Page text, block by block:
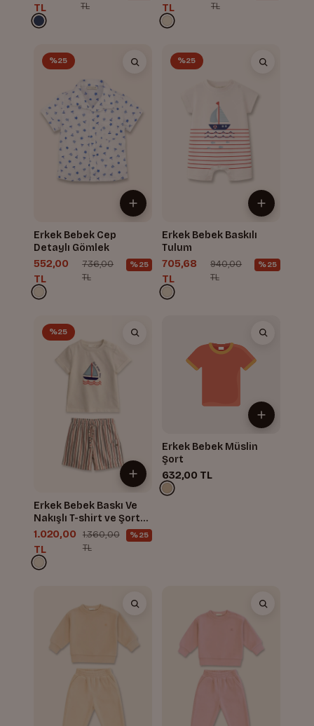
TL
TL
TL
TL
%25
Erkek Bebek Cep
Detaylı Gömlek
552,00
TL
736,00
TL
%25
%25
Erkek Bebek Baskılı
Tulum
705,68
TL
940,00
TL
%25
%25
Erkek Bebek Baskı Ve
Nakışlı T-shirt ve Şort
Takım
1.020,00
TL
1.360,00
TL
%25
Erkek Bebek Müslin
Şort
632,00 TL